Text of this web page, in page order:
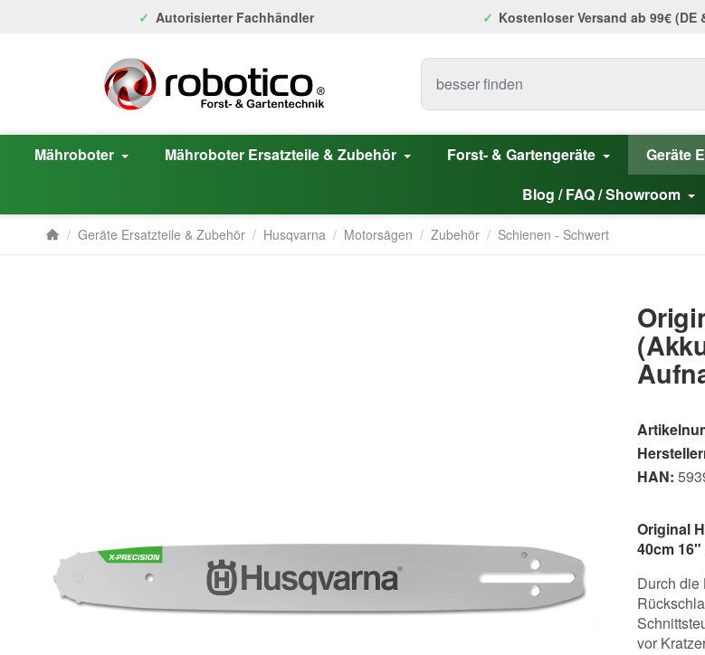
Autorisierter Fachhändler Kostenloser Versand ab 99€ (DE
Mähroboter Mähroboter Ersatzteile & Zubehör Forst- & Gartengeräte Geräte
Blog / FAQ / Showroom
/ Geräte Ersatzteile & Zubehör / Husqvarna / Motorsägen / Zubehör / Schienen - Schwert
HAN:
Original
40cm
Durch
vor